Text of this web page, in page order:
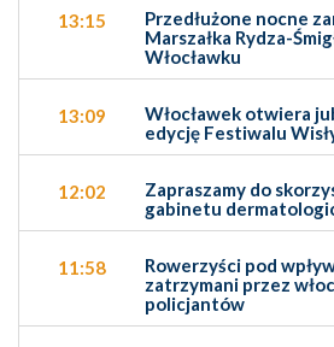
13:15
Przedłużone nocne
Marszałka Rydza-
Włocławku
13:09
Włocławek otwiera
edycję Festiwalu
12:02
Zapraszamy do
gabinetu
11:58
Rowerzyści pod
zatrzymani przez
policjantów